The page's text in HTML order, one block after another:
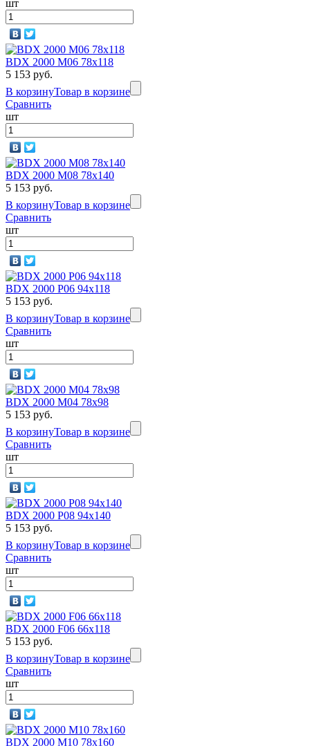
шт
BDX 2000 M06 78х118
5 153 руб.
В корзинуТовар в корзине
Сравнить
шт
BDX 2000 M08 78х140
5 153 руб.
В корзинуТовар в корзине
Сравнить
шт
BDX 2000 P06 94х118
5 153 руб.
В корзинуТовар в корзине
Сравнить
шт
BDX 2000 M04 78х98
5 153 руб.
В корзинуТовар в корзине
Сравнить
шт
BDX 2000 P08 94х140
5 153 руб.
В корзинуТовар в корзине
Сравнить
шт
BDX 2000 F06 66х118
5 153 руб.
В корзинуТовар в корзине
Сравнить
шт
BDX 2000 M10 78х160